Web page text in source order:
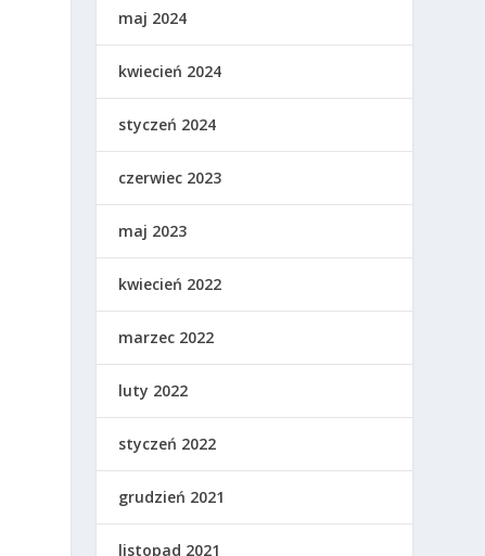
maj 2024
kwiecień 2024
styczeń 2024
czerwiec 2023
maj 2023
kwiecień 2022
marzec 2022
luty 2022
styczeń 2022
grudzień 2021
listopad 2021